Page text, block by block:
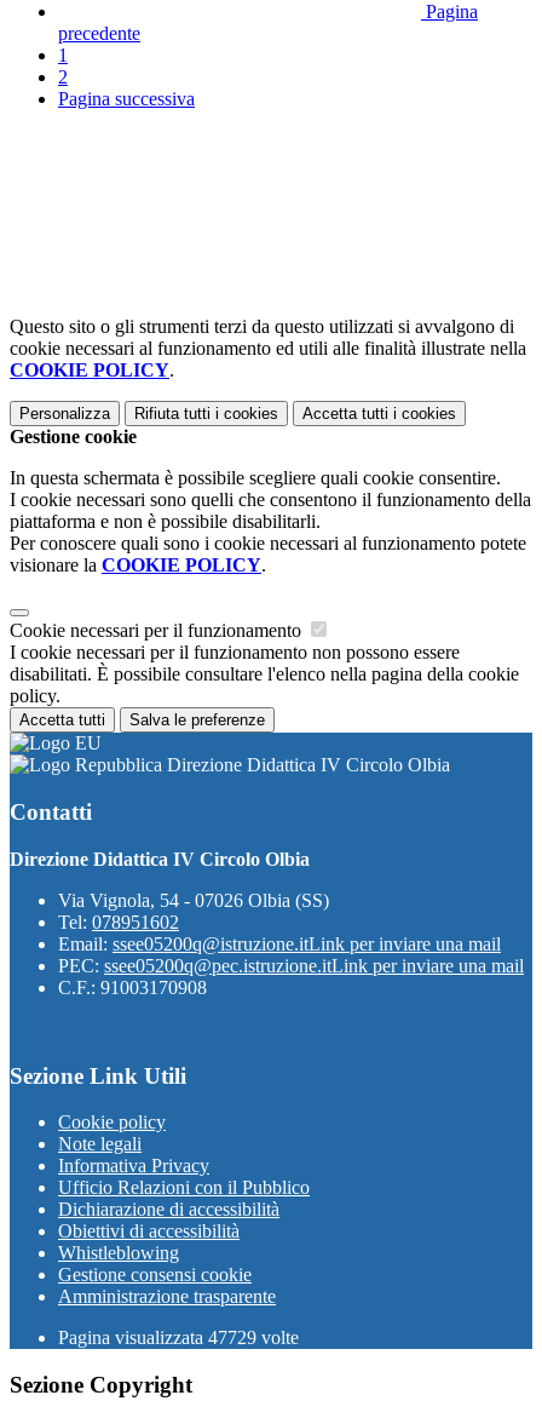
Pagina
precedente
1
2
Pagina successiva
Questo sito o gli strumenti terzi da questo utilizzati si avvalgono di
cookie necessari al funzionamento ed utili alle finalità illustrate nella
COOKIE POLICY.
Personalizza Rifiuta tutti i cookies Accetta tutti i cookies
Gestione cookie
In questa schermata è possibile scegliere quali cookie consentire.
I cookie necessari sono quelli che consentono il funzionamento della
piattaforma e non è possibile disabilitarli.
Per conoscere quali sono i cookie necessari al funzionamento potete
visionare la COOKIE POLICY.
Cookie necessari per il funzionamento
I cookie necessari per il funzionamento non possono essere
disabilitati. È possibile consultare l'elenco nella pagina della cookie
policy.
Accetta tutti Salva le preferenze
Direzione Didattica IV Circolo Olbia
Contatti
Direzione Didattica IV Circolo Olbia
Via Vignola, 54 - 07026 Olbia (SS)
Tel: 078951602
Email: ssee05200q@istruzione.itLink per inviare una mail
PEC: ssee05200q@pec.istruzione.itLink per inviare una mail
C.F.: 91003170908
Sezione Link Utili
Cookie policy
Note legali
Informativa Privacy
Ufficio Relazioni con il Pubblico
Dichiarazione di accessibilità
Obiettivi di accessibilità
Whistleblowing
Gestione consensi cookie
Amministrazione trasparente
Pagina visualizzata 47729 volte
Sezione Copyright